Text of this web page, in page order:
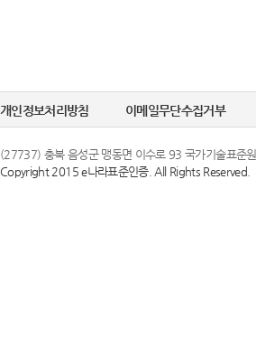
개인정보처리방침 이메일무단수집거부
(27737) 충북 음성군 맹동면 이수로 93 국가기술표준원
Copyright 2015 e나라표준인증. All Rights Reserved.